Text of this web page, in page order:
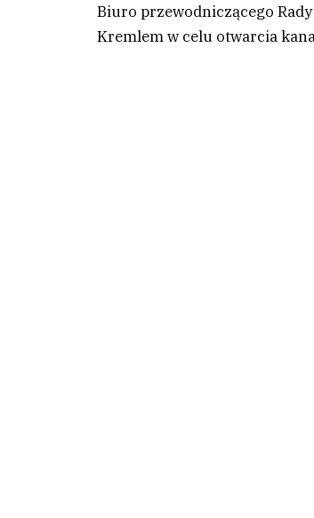
Biuro przewodniczącego
Kremlem w celu otwarcia